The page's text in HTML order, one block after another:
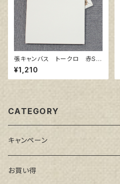
張キャンバス トークロ 赤SP
SM 227㎜×158㎜
¥1,210
CATEGORY
キャンペーン
お買い得